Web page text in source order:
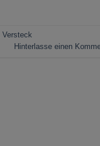
Versteck
Hinterlasse einen